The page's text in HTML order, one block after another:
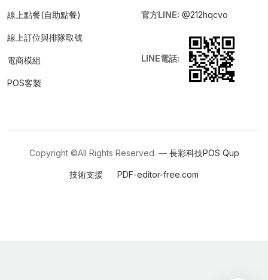
線上點餐(自助點餐)
線上訂位與排隊取號
電商模組
POS客製
官方LINE: @212hqcvo
LINE電話:
Copyright ©All Rights Reserved. — 長彩科技POS Qup
技術支援 PDF-editor-free.com